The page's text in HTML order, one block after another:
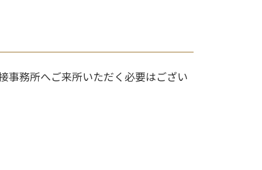
事務所へご来所いただく必要はござい